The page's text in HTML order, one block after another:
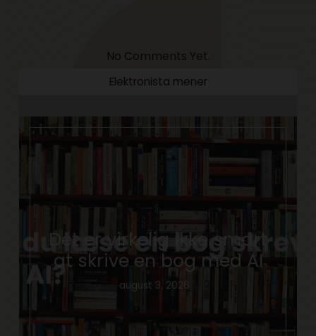
No Comments Yet.
Elektronista mener
Det er virkelig ikke smart
at skrive en bog med AI
august 3, 2026